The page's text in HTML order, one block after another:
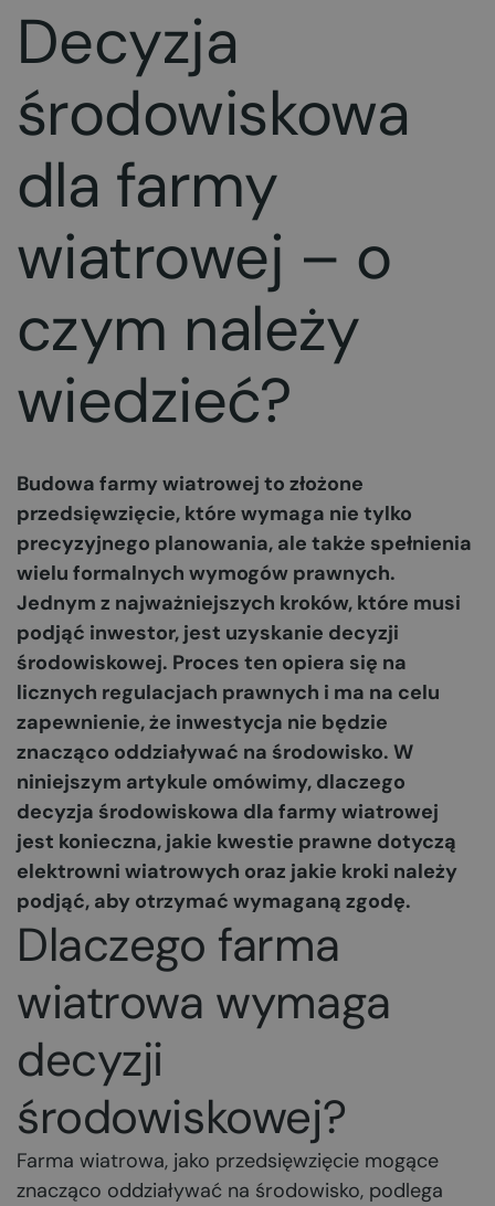
Decyzja
środowiskowa
dla farmy
wiatrowej – o
czym należy
wiedzieć?
Budowa farmy wiatrowej to złożone
przedsięwzięcie, które wymaga nie tylko
precyzyjnego planowania, ale także spełnienia
wielu formalnych wymogów prawnych.
Jednym z najważniejszych kroków, które musi
podjąć inwestor, jest uzyskanie decyzji
środowiskowej. Proces ten opiera się na
licznych regulacjach prawnych i ma na celu
zapewnienie, że inwestycja nie będzie
znacząco oddziaływać na środowisko. W
niniejszym artykule omówimy, dlaczego
decyzja środowiskowa dla farmy wiatrowej
jest konieczna, jakie kwestie prawne dotyczą
elektrowni wiatrowych oraz jakie kroki należy
podjąć, aby otrzymać wymaganą zgodę.
Dlaczego farma
wiatrowa wymaga
decyzji
środowiskowej?
Farma wiatrowa, jako przedsięwzięcie mogące
znacząco oddziaływać na środowisko, podlega